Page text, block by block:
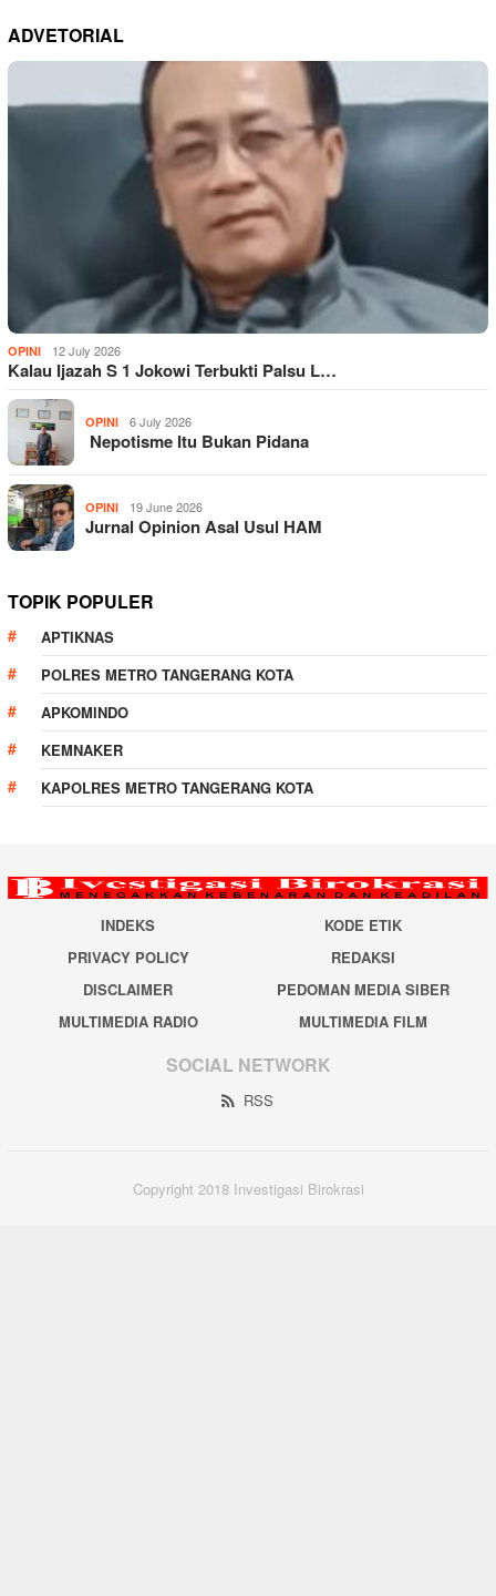
ADVETORIAL
OPINI 12 July 2026
Kalau Ijazah S 1 Jokowi Terbukti Palsu L…
OPINI 6 July 2026
Nepotisme Itu Bukan Pidana
OPINI 19 June 2026
Jurnal Opinion Asal Usul HAM
TOPIK POPULER
APTIKNAS
POLRES METRO TANGERANG KOTA
APKOMINDO
KEMNAKER
KAPOLRES METRO TANGERANG KOTA
INDEKS
KODE ETIK
PRIVACY POLICY
REDAKSI
DISCLAIMER
PEDOMAN MEDIA SIBER
MULTIMEDIA RADIO
MULTIMEDIA FILM
SOCIAL NETWORK
RSS
Copyright 2018 Investigasi Birokrasi